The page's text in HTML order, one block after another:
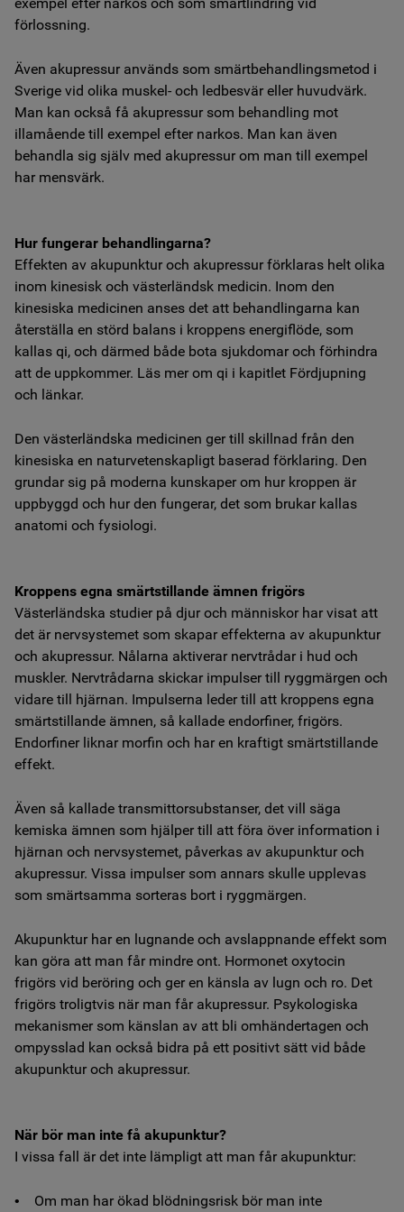
förlossning.
Även akupressur används som smärtbehandlingsmetod i
Sverige vid olika muskel- och ledbesvär eller huvudvärk.
Man kan också få akupressur som behandling mot
illamående till exempel efter narkos. Man kan även
behandla sig själv med akupressur om man till exempel
har mensvärk.
Hur fungerar behandlingarna?
Effekten av akupunktur och akupressur förklaras helt olika
inom kinesisk och västerländsk medicin. Inom den
kinesiska medicinen anses det att behandlingarna kan
återställa en störd balans i kroppens energiflöde, som
kallas qi, och därmed både bota sjukdomar och förhindra
att de uppkommer. Läs mer om qi i kapitlet Fördjupning
och länkar.
Den västerländska medicinen ger till skillnad från den
kinesiska en naturvetenskapligt baserad förklaring. Den
grundar sig på moderna kunskaper om hur kroppen är
uppbyggd och hur den fungerar, det som brukar kallas
anatomi och fysiologi.
Kroppens egna smärtstillande ämnen frigörs
Västerländska studier på djur och människor har visat att
det är nervsystemet som skapar effekterna av akupunktur
och akupressur. Nålarna aktiverar nervtrådar i hud och
muskler. Nervtrådarna skickar impulser till ryggmärgen och
vidare till hjärnan. Impulserna leder till att kroppens egna
smärtstillande ämnen, så kallade endorfiner, frigörs.
Endorfiner liknar morfin och har en kraftigt smärtstillande
effekt.
Även så kallade transmittorsubstanser, det vill säga
kemiska ämnen som hjälper till att föra över information i
hjärnan och nervsystemet, påverkas av akupunktur och
akupressur. Vissa impulser som annars skulle upplevas
som smärtsamma sorteras bort i ryggmärgen.
Akupunktur har en lugnande och avslappnande effekt som
kan göra att man får mindre ont. Hormonet oxytocin
frigörs vid beröring och ger en känsla av lugn och ro. Det
frigörs troligtvis när man får akupressur. Psykologiska
mekanismer som känslan av att bli omhändertagen och
ompysslad kan också bidra på ett positivt sätt vid både
akupunktur och akupressur.
När bör man inte få akupunktur?
I vissa fall är det inte lämpligt att man får akupunktur:
• Om man har ökad blödningsrisk bör man inte